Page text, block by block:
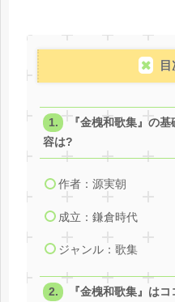
目
『金槐和歌集』の
容は?
作者：源実朝
成立：鎌倉時代
ジャンル：歌集
『金槐和歌集』は